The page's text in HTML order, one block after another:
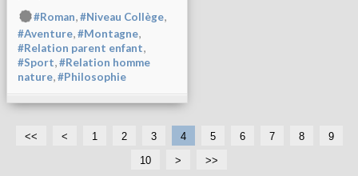
#Roman #Niveau Collège
#Aventure,#Montagne,
#Relation parent enfant,
#Sport,#Relation homme
nature,#Philosophie
<< < 1 2 3 4 5 6 7 8
9
10
> >>